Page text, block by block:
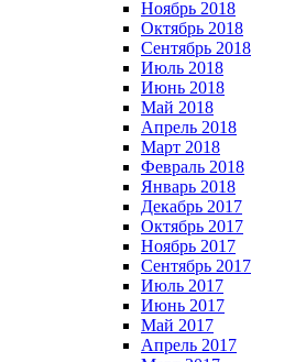
Ноябрь 2018
Октябрь 2018
Сентябрь 2018
Июль 2018
Июнь 2018
Май 2018
Апрель 2018
Март 2018
Февраль 2018
Январь 2018
Декабрь 2017
Октябрь 2017
Ноябрь 2017
Сентябрь 2017
Июль 2017
Июнь 2017
Май 2017
Апрель 2017